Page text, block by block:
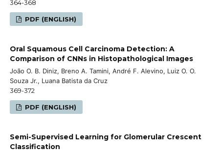
364-368
PDF (ENGLISH)
Oral Squamous Cell Carcinoma Detection: A
Comparison of CNNs in Histopathological Images
João O. B. Diniz, Breno A. Tamini, André F. Alevino, Luiz O. O.
Souza Jr., Luana Batista da Cruz
369-372
PDF (ENGLISH)
Semi-Supervised Learning for Glomerular Crescent
Classification